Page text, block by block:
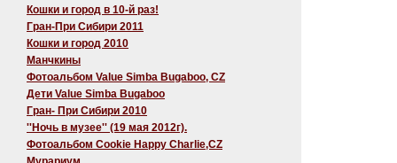
Кошки и город в 10-й раз!
Гран-При Сибири 2011
Кошки и город 2010
Манчкины
Фотоальбом Value Simba Bugaboo, CZ
Дети Value Simba Bugaboo
Гран- При Сибири 2010
''Ночь в музее'' (19 мая 2012г).
Фотоальбом Cookie Happy Charlie,CZ